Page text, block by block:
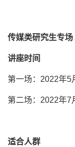
传媒类研究生专场
讲座时间
第一场：2022年5
第二场：2022年7
适合人群